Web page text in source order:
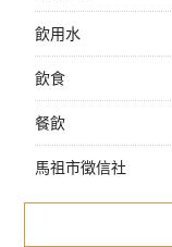
飲用水
飲食
餐飲
馬祖市徵信社